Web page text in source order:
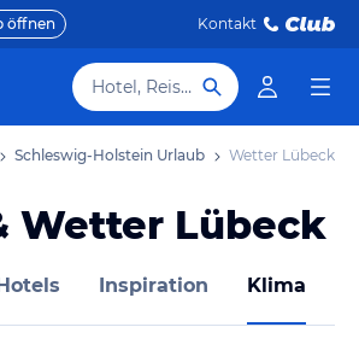
öffnen Kontakt
Hotel, Reiseziel
Schleswig-Holstein Urlaub Wetter Lübeck
Wetter Lübeck
Inspiration Klima